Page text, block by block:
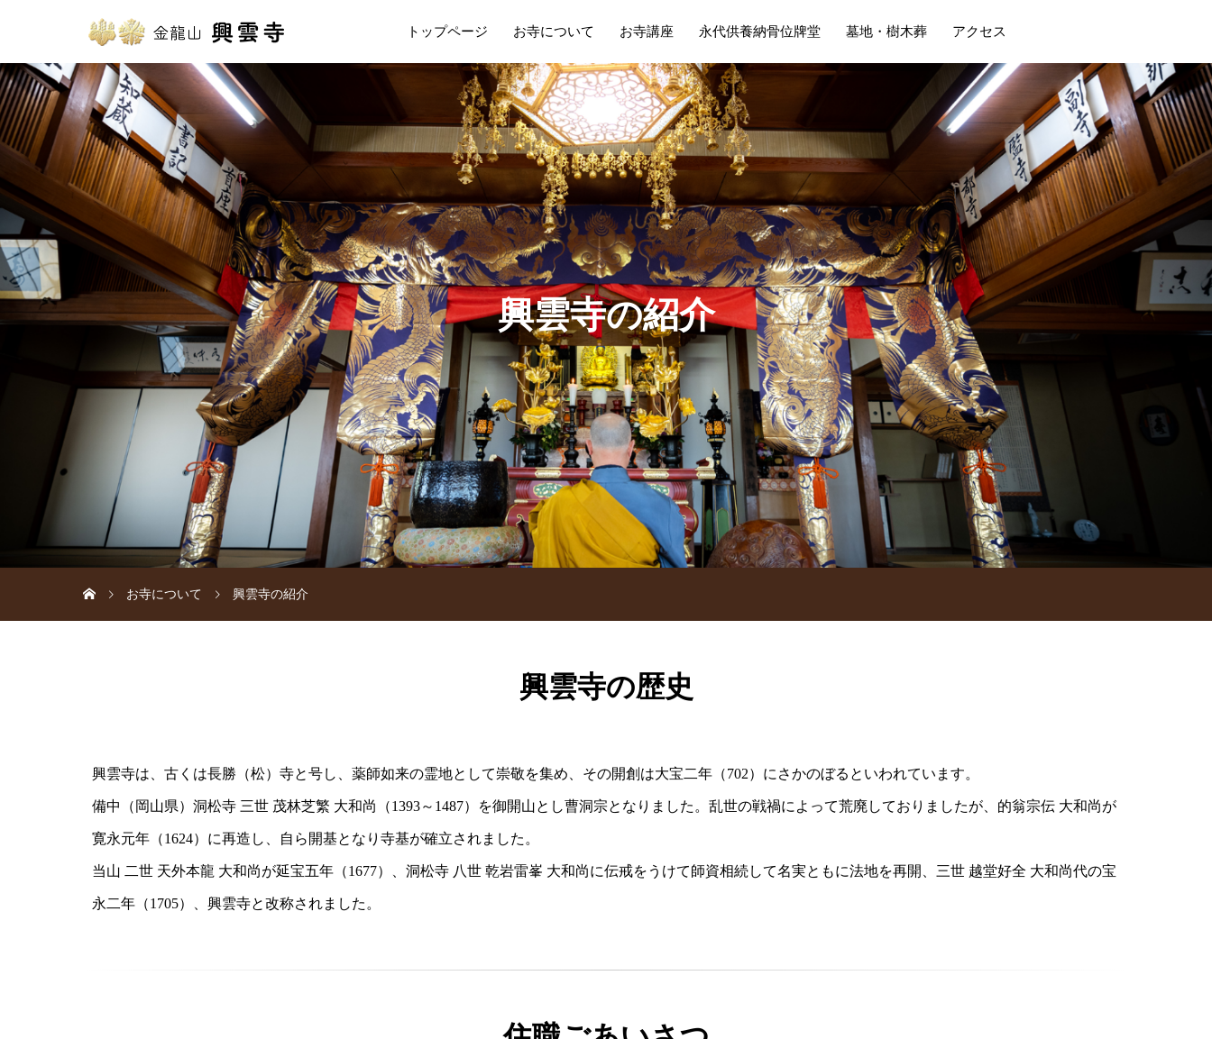
トップページ お寺について お寺講座 永代供養納骨位牌堂 墓地・樹木葬 アクセス
興雲寺の紹介
お寺について 興雲寺の紹介
興雲寺の歴史
興雲寺は、古くは長勝（松）寺と号し、薬師如来の霊地として崇敬を集め、その開創は大宝二年（702）にさかのぼるといわれています。
備中（岡山県）洞松寺 三世 茂林芝繁 大和尚（1393～1487）を御開山とし曹洞宗となりました。乱世の戦禍によって荒廃しておりましたが、的翁宗伝 大和尚が
寛永元年（1624）に再造し、自ら開基となり寺基が確立されました。
当山 二世 天外本龍 大和尚が延宝五年（1677）、洞松寺 八世 乾岩雷峯 大和尚に伝戒をうけて師資相続して名実ともに法地を再開、三世 越堂好全 大和尚代の宝
永二年（1705）、興雲寺と改称されました。